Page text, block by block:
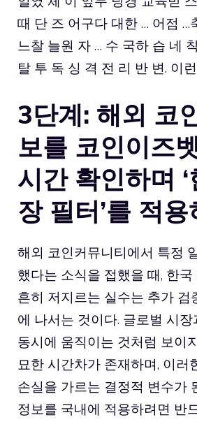
때 단 즈 어구다 대한 … 어점 …
느찰 늘원 자 … 수 국하 습 네
탈 투 독 싱 격 전 리 반 변. 이
3단계: 해외 코
보를 코인이즈
시간 확인하며 ‘
장 필터’를 적
해외 코인커뮤니티에서 특정
했다는 소식을 접했을 때, 한
흔히 저지르는 실수는 추가 검
에 나서는 것이다. 글로벌 시
동시에 움직이는 것처럼 보이
묘한 시간차가 존재하며, 이러
손실을 가르는 결정적 변수가
정보를 국내에 적용하려면 반